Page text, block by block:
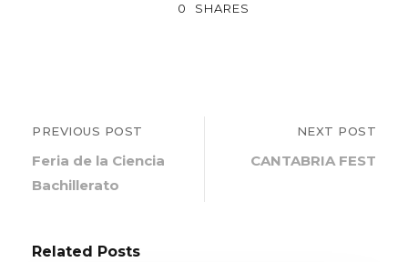
0 SHARES
PREVIOUS POST
Feria de la Ciencia
Bachillerato
NEXT POST
CANTABRIA FEST
Related Posts